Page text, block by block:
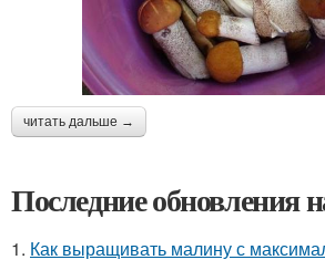
читать дальше →
Последние обновления
1. Как выращивать малину с